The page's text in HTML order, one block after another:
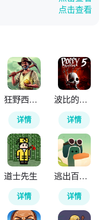
点击查看
狂野西部矿工
详情
波比的游戏时间第五章官方正版
详情
道士先生
详情
逃出百慕大
详情